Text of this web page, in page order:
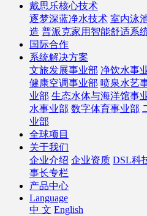
戴思乐核心技术
逐梦深蓝净水技术 室内泳
造 普派克家用智能舒适系
国际合作
系统解决方案
文旅发展事业部 净饮水事
健康空调事业部 喷泉水艺
业部 生态水体与海洋馆事
水事业部 数字体育事业部
业部
全球项目
关于我们
企业介绍 企业资质 DSL科
事长专栏
产品中心
Language
中 文 English